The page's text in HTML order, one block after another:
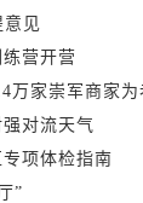
意见
营开营
万家崇军商家为
对流天气
项体检指南
”